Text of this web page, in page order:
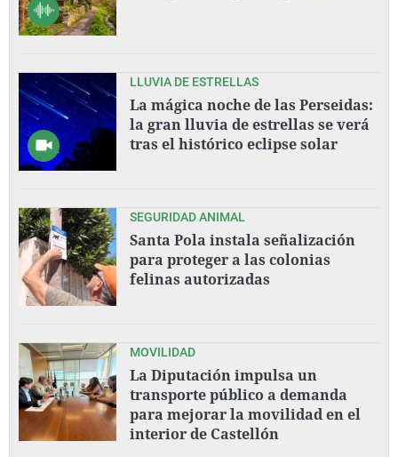
LLUVIA DE ESTRELLAS
La mágica noche de las Perseidas:
la gran lluvia de estrellas se verá
tras el histórico eclipse solar
SEGURIDAD ANIMAL
Santa Pola instala señalización
para proteger a las colonias
felinas autorizadas
MOVILIDAD
La Diputación impulsa un
transporte público a demanda
para mejorar la movilidad en el
interior de Castellón